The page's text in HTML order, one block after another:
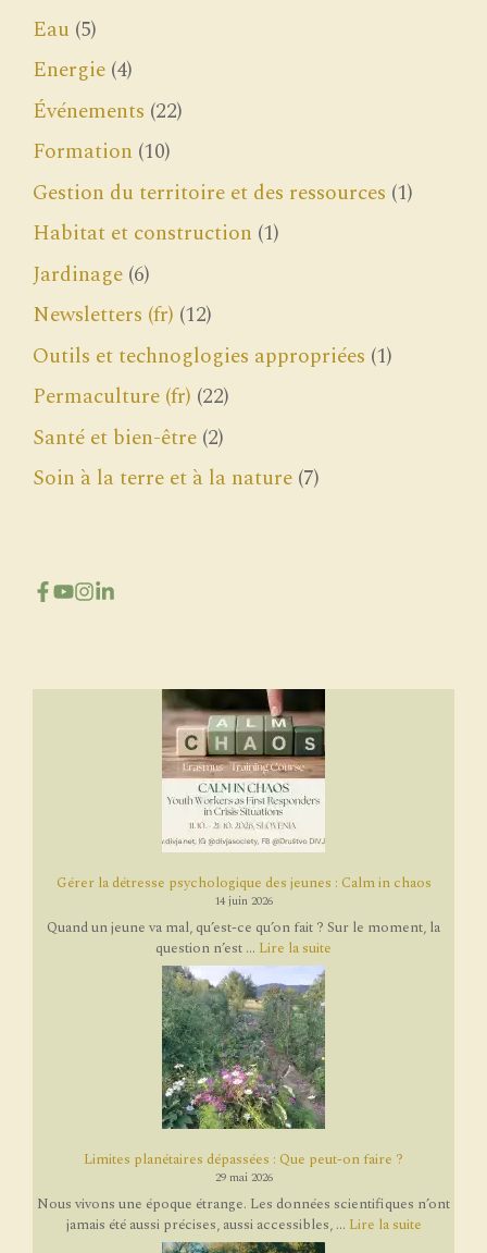
Eau (5)
Energie (4)
Événements (22)
Formation (10)
Gestion du territoire et des ressources (1)
Habitat et construction (1)
Jardinage (6)
Newsletters (fr) (12)
Outils et technoglogies appropriées (1)
Permaculture (fr) (22)
Santé et bien-être (2)
Soin à la terre et à la nature (7)
Gérer la détresse psychologique des jeunes : Calm in chaos
14 juin 2026
Quand un jeune va mal, qu’est-ce qu’on fait ? Sur le moment, la
question n’est ... Lire la suite
Limites planétaires dépassées : Que peut-on faire ?
29 mai 2026
Nous vivons une époque étrange. Les données scientifiques n’ont
jamais été aussi précises, aussi accessibles, ... Lire la suite